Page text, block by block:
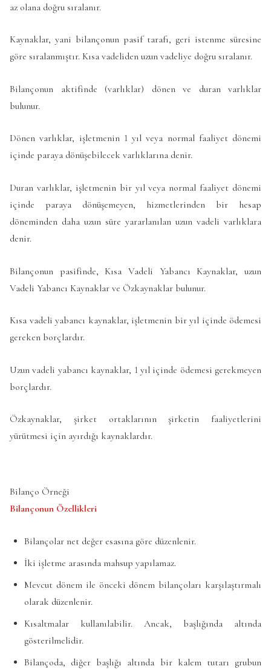
az olana doğru sıralanır.
Kaynaklar, yani bilançonun pasif tarafı, geri istenme süresine
göre sıralanmıştır. Kısa vadeliden uzun vadeliye doğru sıralanır.
Bilançonun aktifinde (varlıklar) dönen ve duran varlıklar
bulunur.
Dönen varlıklar, işletmenin 1 yıl veya normal faaliyet dönemi
içinde paraya dönüşebilecek varlıklarına denir.
Duran varlıklar, işletmenin bir yıl veya normal faaliyet dönemi
içinde paraya dönüşemeyen, hizmetlerinden bir hesap
döneminden daha uzun süre yararlanılan uzun vadeli varlıklara
denir.
Bilançonun pasifinde, Kısa Vadeli Yabancı Kaynaklar, uzun
Vadeli Yabancı Kaynaklar ve Özkaynaklar bulunur.
Kısa vadeli yabancı kaynaklar, işletmenin bir yıl içinde ödemesi
gereken borçlardır.
Uzun vadeli yabancı kaynaklar, 1 yıl içinde ödemesi gerekmeyen
borçlardır.
Özkaynaklar, şirket ortaklarının şirketin faaliyetlerini
yürütmesi için ayırdığı kaynaklardır.
Bilanço Örneği
Bilançonun Özellikleri
Bilançolar net değer esasına göre düzenlenir.
İki işletme arasında mahsup yapılamaz.
Mevcut dönem ile önceki dönem bilançoları karşılaştırmalı
olarak düzenlenir.
Kısaltmalar kullanılabilir. Ancak, başlığında altında
gösterilmelidir.
Bilançoda, diğer başlığı altında bir kalem tutarı grubun